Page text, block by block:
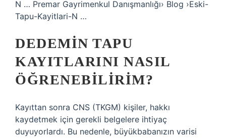
N … Premar Gayrimenkul Danışmanlığı› Blog ›Eski-
Tapu-Kayitlari-N …
DEDEMIN TAPU
KAYITLARINI NASIL
ÖĞRENEBILIRIM?
Kayıttan sonra CNS (TKGM) kişiler, hakkı
kaydetmek için gerekli belgelere ihtiyaç
duyuyorlardı. Bu nedenle, büyükbabanızın varisi